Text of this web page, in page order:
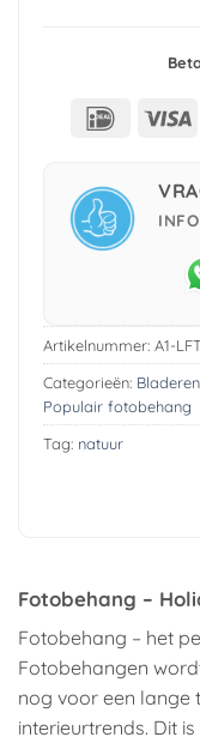
IDeal
Artikelnummer: A1-
Categorieën: Bladeren,
Populair fotobehang
Tag: natuur
Fotobehang –
Fotobehang – het
Fotobehangen
nog voor een lange
interieurtrends. Dit